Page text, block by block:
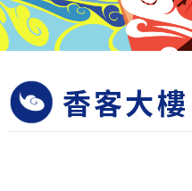
香客大樓